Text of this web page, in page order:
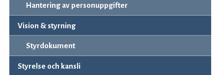
Hantering av personuppgifter
Vision & styrning
Styrdokument
Styrelse och kansli